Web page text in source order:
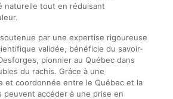
naturelle tout en réduisant
par une expertise rigoureuse
validée, bénéficie du savoir-
pionnier au Québec dans
du rachis. Grâce à une
et coordonnée entre le Québec et la
peuvent accéder à une prise en